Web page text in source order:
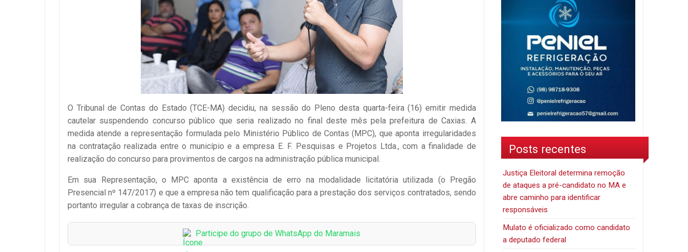
O Tribunal de Contas do Estado (TCE-MA) decidiu, na sessão do Pleno desta quarta-feira (16) emitir medida
cautelar suspendendo concurso público que seria realizado no final deste mês pela prefeitura de Caxias. A
medida atende a representação formulada pelo Ministério Público de Contas (MPC), que aponta irregularidades
na contratação realizada entre o município e a empresa E. F. Pesquisas e Projetos Ltda., com a finalidade de
realização do concurso para provimentos de cargos na administração pública municipal.
Em sua Representação, o MPC aponta a existência de erro na modalidade licitatória utilizada (o Pregão
Presencial nº 147/2017) e que a empresa não tem qualificação para a prestação dos serviços contratados, sendo
portanto irregular a cobrança de taxas de inscrição.
Participe do grupo de WhatsApp do Maramais
Posts recentes
Justiça Eleitoral determina remoção
de ataques a pré-candidato no MA e
abre caminho para identificar
responsáveis
Mulato é oficializado como candidato
a deputado federal